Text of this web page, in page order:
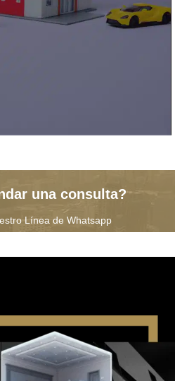
de siniestros
a la
una consulta?
Línea de Whatsapp